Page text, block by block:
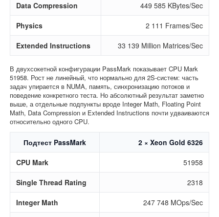
Data Compression 449 585 KBytes/Sec
Physics 2 111 Frames/Sec
Extended Instructions 33 139 Million Matrices/Sec
В двухсокетной конфигурации PassMark показывает CPU Mark
51958. Рост не линейный, что нормально для 2S-систем: часть
задач упирается в NUMA, память, синхронизацию потоков и
поведение конкретного теста. Но абсолютный результат заметно
выше, а отдельные подпункты вроде Integer Math, Floating Point
Math, Data Compression и Extended Instructions почти удваиваются
относительно одного CPU.
Подтест PassMark 2 × Xeon Gold 6326
CPU Mark 51958
Single Thread Rating 2318
Integer Math 247 748 MOps/Sec